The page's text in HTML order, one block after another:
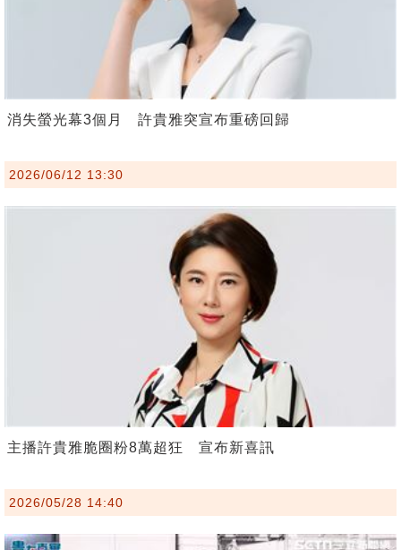
消失螢光幕3個月 許貴雅突宣布重磅回歸
2026/06/12 13:30
主播許貴雅脆圈粉8萬超狂 宣布新喜訊
2026/05/28 14:40